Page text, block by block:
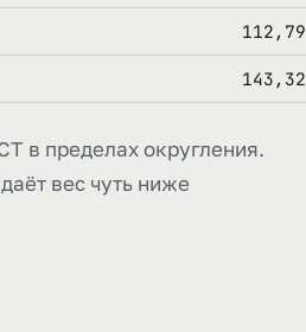
112,79
143,32
в пределах округления.
вес чуть ниже